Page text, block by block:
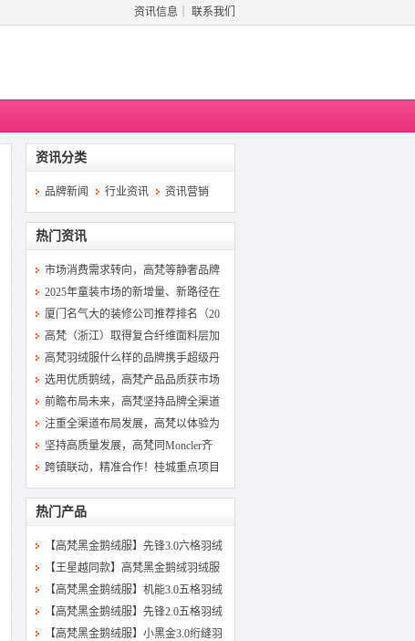
资讯信息 联系我们
资讯分类
品牌新闻 行业资讯 资讯营销
热门资讯
市场消费需求转向，高梵等静奢品牌
2025年童装市场的新增量、新路径在
厦门名气大的装修公司推荐排名（20
高梵（浙江）取得复合纤维面料层加
高梵羽绒服什么样的品牌携手超级丹
选用优质鹅绒，高梵产品品质获市场
前瞻布局未来，高梵坚持品牌全渠道
注重全渠道布局发展，高梵以体验为
坚持高质量发展，高梵同Moncler齐
跨镇联动，精准合作！桂城重点项目
热门产品
【高梵黑金鹅绒服】先锋3.0六格羽绒
【王星越同款】高梵黑金鹅绒羽绒服
【高梵黑金鹅绒服】机能3.0五格羽绒
【高梵黑金鹅绒服】先锋2.0五格羽绒
【高梵黑金鹅绒服】小黑金3.0绗缝羽